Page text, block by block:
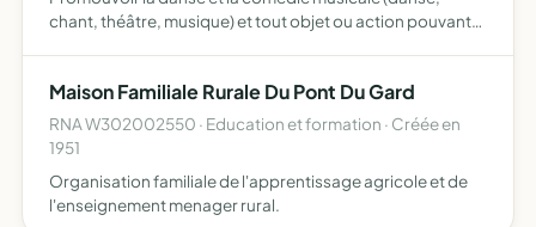
chant, théâtre, musique) et tout objet ou action pouvant
Maison Familiale Rurale Du Pont Du Gard
RNA W302002550 · Education et formation · Créée en
1951
Organisation familiale de l'apprentissage agricole et de
l'enseignement menager rural.